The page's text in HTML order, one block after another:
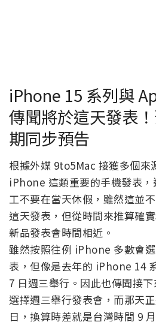
iPhone 15 系列與
傳聞將於這天發表
期同步預告
根據外媒 9to5Mac 接獲多個來
iPhone 這類重要的手機發表，
工不要在當天休假，雖然這並
這天發表，但從時間來推算確
新品發表會時間相近。
雖然按照往例 iPhone 多數會
表，但像是去年的 iPhone 14
7 日週三舉行。因此也傳聞接
選擇週三舉行發表會，而那天
日，換算時差就是台灣時間 9